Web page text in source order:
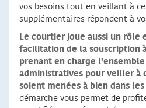
vos besoins tout en veillant à
supplémentaires répondent à
Le courtier joue aussi un rôle
facilitation de la souscription
prenant en charge
administratives pour veiller à
soient menées à bien dans
démarche vous permet de